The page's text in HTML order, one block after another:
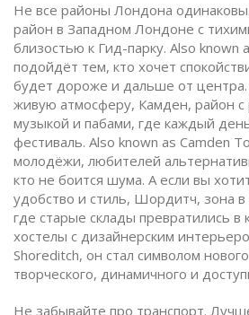
Не все районы Лондона одинаковы.
район в Западном Лондоне с
близостью к Гид-парку. Also known
подойдёт тем, кто хочет
будет дороже и дальше от центра
живую атмосферу, Камден, район
музыкой и пабами, где каждый
фестиваль. Also known as Camden
молодёжи, любителей
кто не боится шума. А если вы
удобство и стиль, Шордитч, зона
где старые склады превратились в
хостелы с дизайнерским
Shoreditch, он стал символом
творческого, динамичного и
Не забывайте про транспорт.